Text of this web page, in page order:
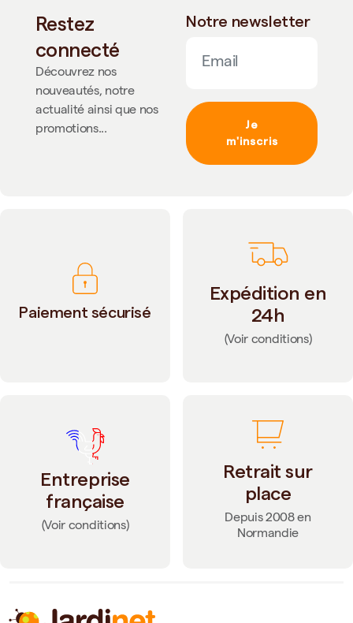
Restez
connecté
Découvrez nos
nouveautés, notre
actualité ainsi que nos
promotions...
Notre newsletter
Je
m'inscris
Paiement sécurisé
Expédition en
24h
(Voir conditions)
Entreprise
française
(Voir conditions)
Retrait sur
place
Depuis 2008 en
Normandie